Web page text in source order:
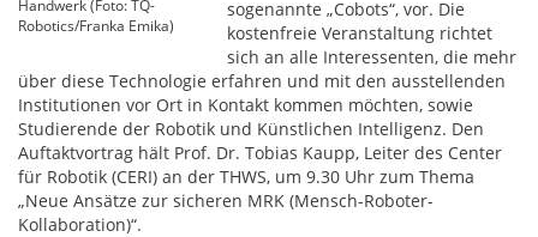
Handwerk (Foto: TQ-
Robotics/Franka Emika)
sogenannte „Cobots“, vor. Die
kostenfreie Veranstaltung richtet
sich an alle Interessenten, die mehr
über diese Technologie erfahren und mit den ausstellenden
Institutionen vor Ort in Kontakt kommen möchten, sowie
Studierende der Robotik und Künstlichen Intelligenz. Den
Auftaktvortrag hält Prof. Dr. Tobias Kaupp, Leiter des Center
für Robotik (CERI) an der THWS, um 9.30 Uhr zum Thema
„Neue Ansätze zur sicheren MRK (Mensch-Roboter-
Kollaboration)“.